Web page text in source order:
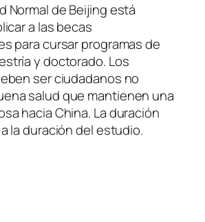
Normal de Beijing está
a las becas
para cursar programas de
y doctorado. Los
ser ciudadanos no
salud que mantienen una
hacia China. La duración
la duración del estudio.